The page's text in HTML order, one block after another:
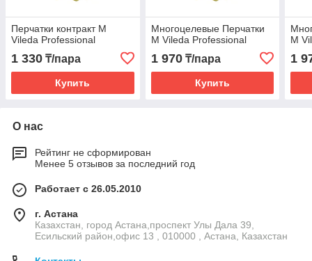
Перчатки контракт M
Vileda Professional
1 330 ₸/пара
Купить
Многоцелевые Перчатки
M Vileda Professional
1 970₸/пара
Купить
M
1
О нас
Рейтинг не сформирован
Менее 5 отзывов за последний год
Работает с 26.05.2010
г. Астана
Казахстан, город Астана,проспект Улы Дала 39,
Есильский район,офис 13 , 010000 , Астана, Казахстан